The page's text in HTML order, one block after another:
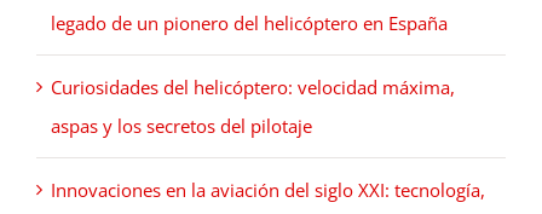
legado de un pionero del helicóptero en España
Curiosidades del helicóptero: velocidad máxima,
aspas y los secretos del pilotaje
Innovaciones en la aviación del siglo XXI: tecnología,